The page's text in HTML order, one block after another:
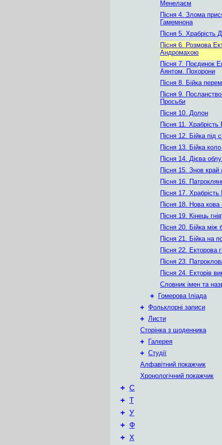
Менелаєм
Пісня 4. Злома
Гамемнона
Пісня 5. Храбрість
Пісня 6. Розмова
Андромахою
Пісня 7. Поєдинок
Аянтом. Похорони
Пісня 8. Бійка
Пісня 9.
Просьби
Пісня 10. Долон
Пісня 11.
Пісня 12. Бійка під
Пісня 13. Бійка
Пісня 14. Дієва
Пісня 15. Знов край
Пісня 16.
Пісня 17.
Пісня 18. Нова кова
Пісня 19. Кінець
Пісня 20. Бійка між
Пісня 21. Бійка на
Пісня 22. Екторова
Пісня 23.
Пісня 24. Екторів
Словник імен та
+
Гомерова Іліада
+ Фольклорні записи
+ Листи
Сторінка з щоденника
+
Галерея
+ Студії
Алфавітний покажчик
Хронологічний покажчик
+ С
+ Т
+ У
+ Ф
+ Х